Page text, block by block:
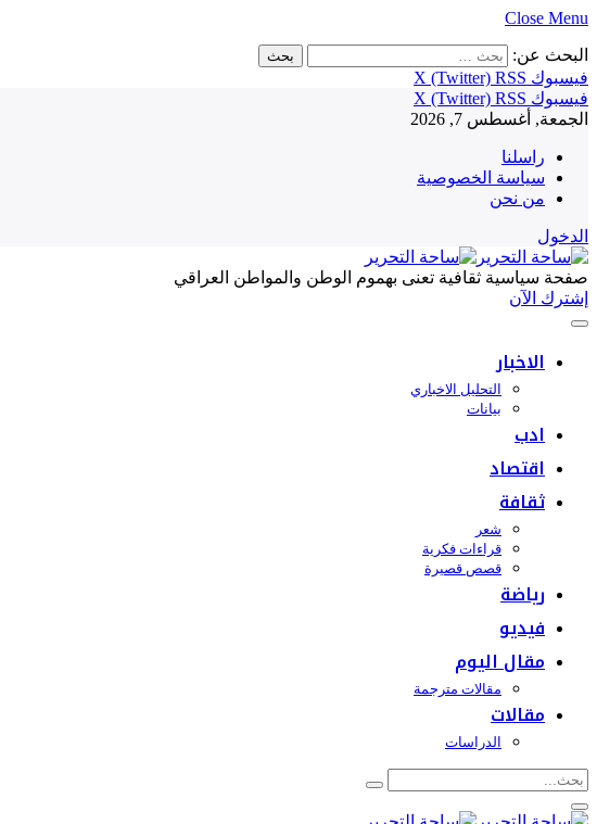
Close Menu
البحث عن:
فيسبوك
X (Twitter) RSS
فيسبوك
X (Twitter) RSS
الجمعة, أغسطس 7, 2026
راسلنا
سياسة الخصوصية
من نحن
الدخول
صفحة سياسية ثقافية تعنى بهموم الوطن والمواطن العراقي
إشترك الآن
الاخبار
التحليل الاخباري
بيانات
ادب
اقتصاد
ثقافة
شعر
قراءات فكرية
قصص قصيرة
رياضة
فيديو
مقال اليوم
مقالات مترجمة
مقالات
الدراسات